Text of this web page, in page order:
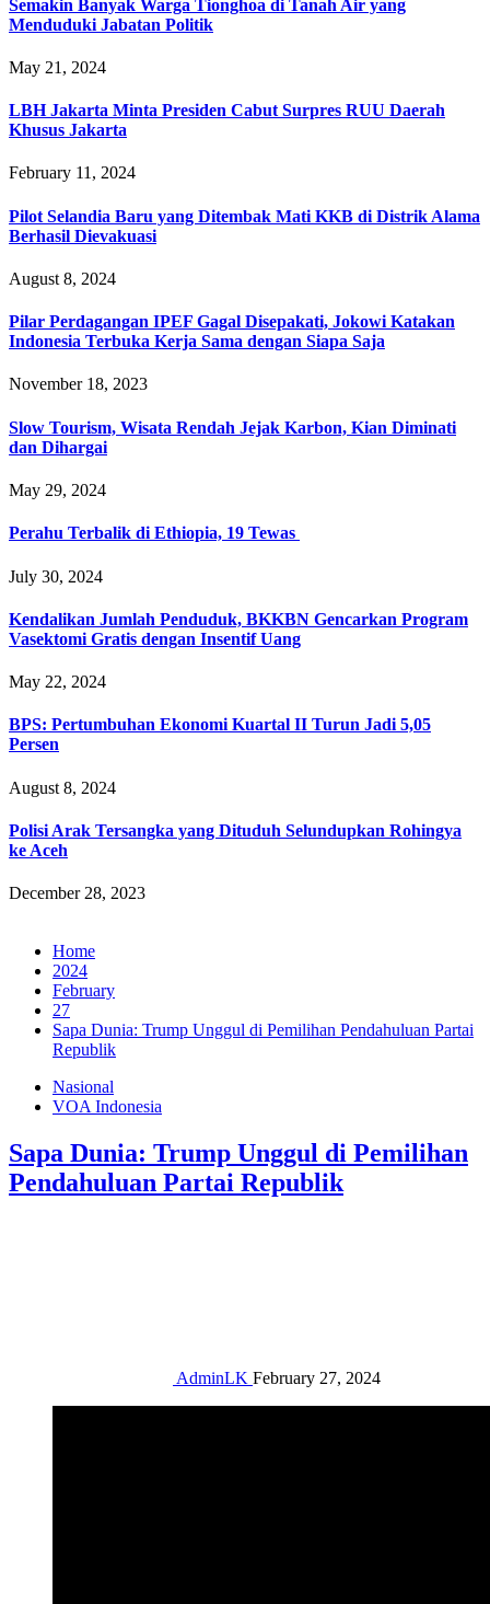
Semakin Banyak Warga Tionghoa di Tanah Air yang
Menduduki Jabatan Politik
May 21, 2024
LBH Jakarta Minta Presiden Cabut Surpres RUU Daerah
Khusus Jakarta
February 11, 2024
Pilot Selandia Baru yang Ditembak Mati KKB di Distrik Alama
Berhasil Dievakuasi
August 8, 2024
Pilar Perdagangan IPEF Gagal Disepakati, Jokowi Katakan
Indonesia Terbuka Kerja Sama dengan Siapa Saja
November 18, 2023
Slow Tourism, Wisata Rendah Jejak Karbon, Kian Diminati
dan Dihargai
May 29, 2024
Perahu Terbalik di Ethiopia, 19 Tewas
July 30, 2024
Kendalikan Jumlah Penduduk, BKKBN Gencarkan Program
Vasektomi Gratis dengan Insentif Uang
May 22, 2024
BPS: Pertumbuhan Ekonomi Kuartal II Turun Jadi 5,05
Persen
August 8, 2024
Polisi Arak Tersangka yang Dituduh Selundupkan Rohingya
ke Aceh
December 28, 2023
Home
2024
February
27
Sapa Dunia: Trump Unggul di Pemilihan Pendahuluan Partai
Republik
Nasional
VOA Indonesia
Sapa Dunia: Trump Unggul di Pemilihan
Pendahuluan Partai Republik
AdminLK February 27, 2024